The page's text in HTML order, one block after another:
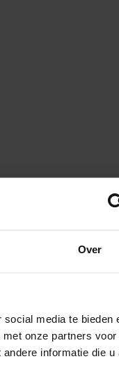
Over
media te bieden
onze partners
informatie die u
hoge kwaliteit zijn!